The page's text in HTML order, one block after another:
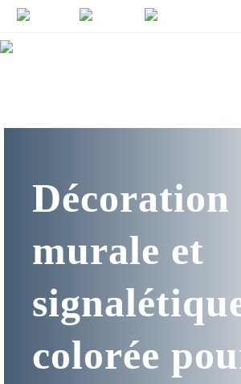
Décoration
murale et
colorée